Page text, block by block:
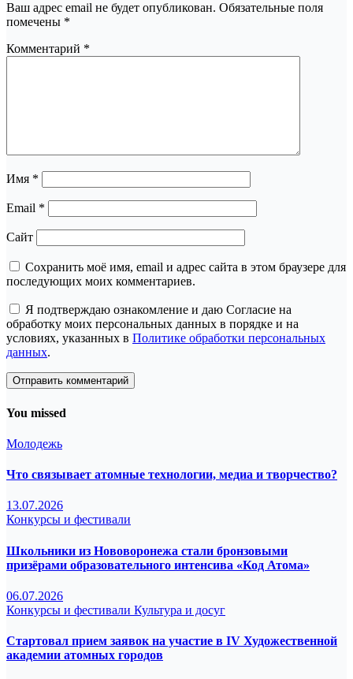
Ваш адрес email не будет опубликован. Обязательные поля
помечены *
Комментарий *
Имя *
Email *
Сайт
Сохранить моё имя, email и адрес сайта в этом браузере для
последующих моих комментариев.
Я подтверждаю ознакомление и даю Согласие на
обработку моих персональных данных в порядке и на
условиях, указанных в Политике обработки персональных
данных.
You missed
Молодежь
Что связывает атомные технологии, медиа и творчество?
13.07.2026
Конкурсы и фестивали
Школьники из Нововоронежа стали бронзовыми
призёрами образовательного интенсива «Код Атома»
06.07.2026
Конкурсы и фестивали Культура и досуг
Стартовал прием заявок на участие в IV Художественной
академии атомных городов